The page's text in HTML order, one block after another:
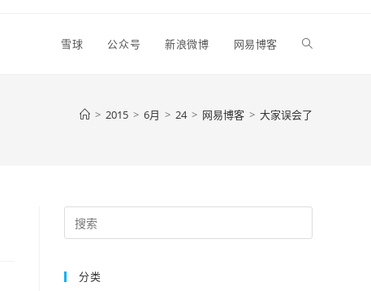
雪球 公众号 新浪微博 网易博客 Toggle
> 2015 > 6月 > 24 > 网易博客 > 大家误会了
Escape
分类